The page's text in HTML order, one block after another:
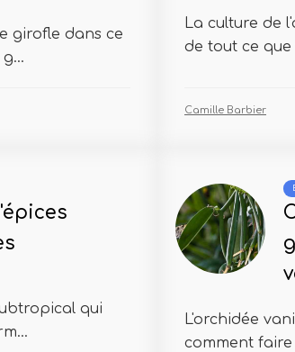
girofle dans ce
La culture de
de tout ce que
Camille Barbier
qui
L'orchidée
comment faire